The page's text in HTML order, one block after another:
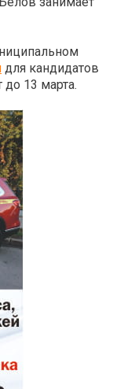
для кандидатов
13 марта.